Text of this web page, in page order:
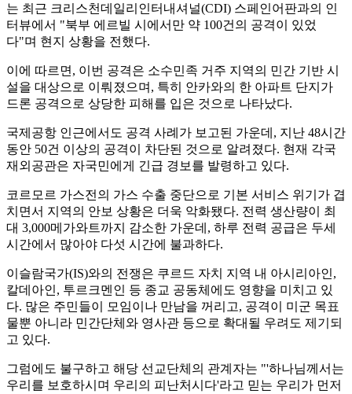
는 최근 크리스천데일리인터내셔널(CDI) 스페인어판과의 인
터뷰에서 "북부 에르빌 시에서만 약 100건의 공격이 있었
다"며 현지 상황을 전했다.
이에 따르면, 이번 공격은 소수민족 거주 지역의 민간 기반 시
설을 대상으로 이뤄졌으며, 특히 안카와의 한 아파트 단지가
드론 공격으로 상당한 피해를 입은 것으로 나타났다.
국제공항 인근에서도 공격 사례가 보고된 가운데, 지난 48시간
동안 50건 이상의 공격이 차단된 것으로 알려졌다. 현재 각국
재외공관은 자국민에게 긴급 경보를 발령하고 있다.
코르모르 가스전의 가스 수출 중단으로 기본 서비스 위기가 겹
치면서 지역의 안보 상황은 더욱 악화됐다. 전력 생산량이 최
대 3,000메가와트까지 감소한 가운데, 하루 전력 공급은 두세
시간에서 많아야 다섯 시간에 불과하다.
이슬람국가(IS)와의 전쟁은 쿠르드 자치 지역 내 아시리아인,
칼데아인, 투르크멘인 등 종교 공동체에도 영향을 미치고 있
다. 많은 주민들이 모임이나 만남을 꺼리고, 공격이 미군 목표
물뿐 아니라 민간단체와 영사관 등으로 확대될 우려도 제기되
고 있다.
그럼에도 불구하고 해당 선교단체의 관계자는 "'하나님께서는
우리를 보호하시며 우리의 피난처시다'라고 믿는 우리가 먼저